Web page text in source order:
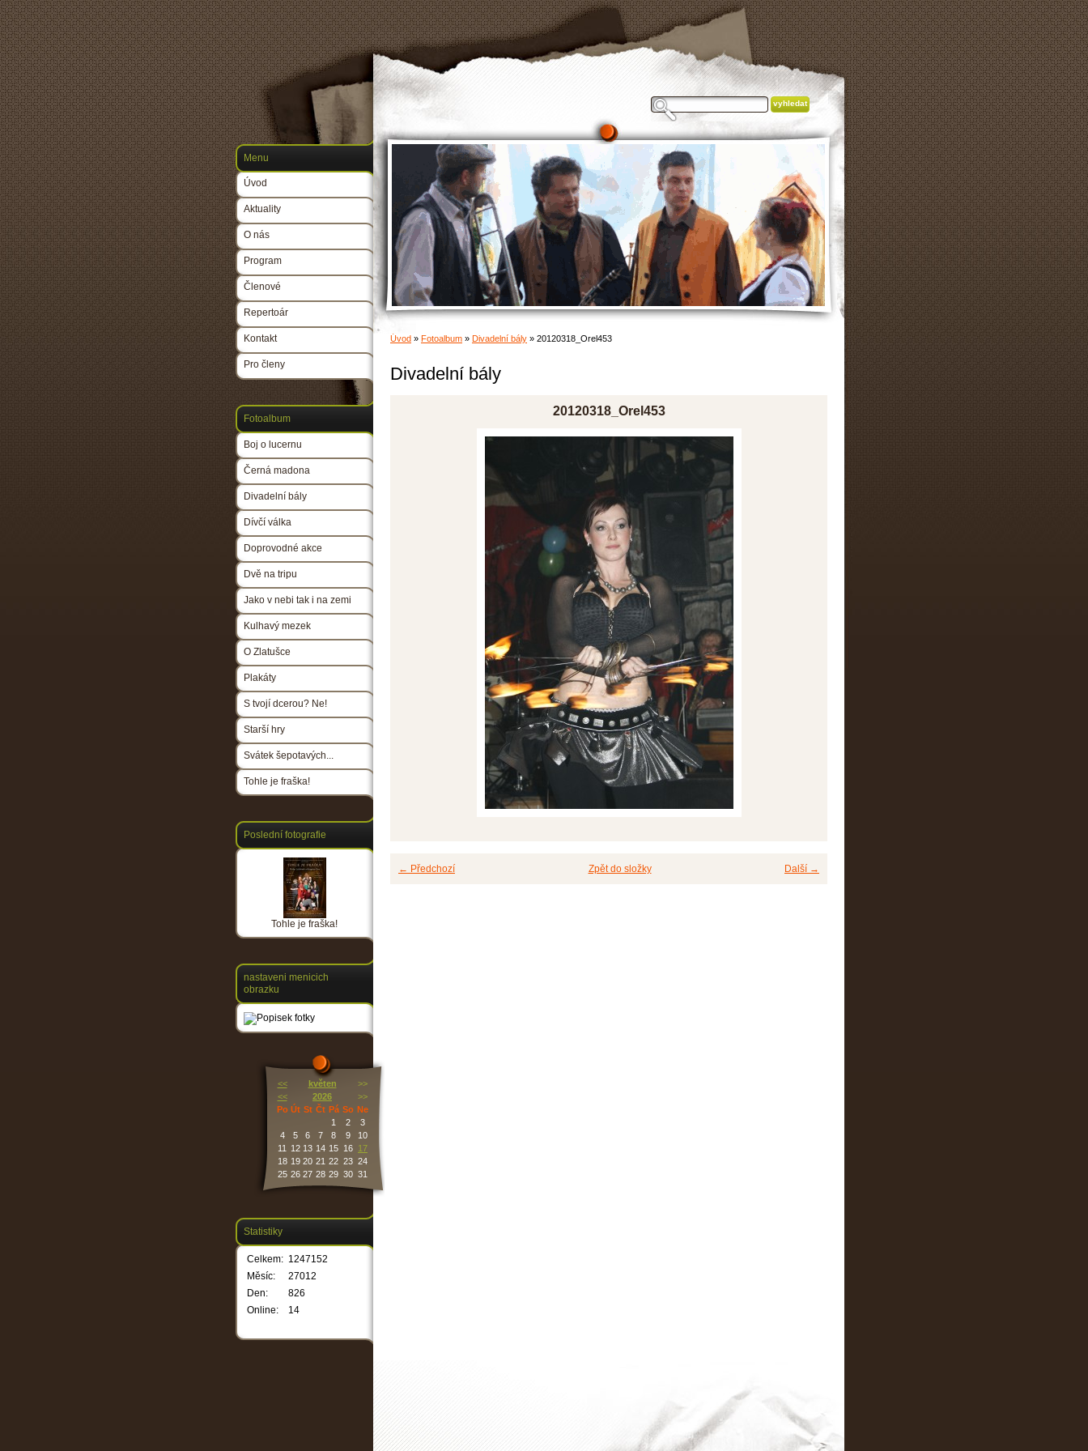
Úvod » Fotoalbum » Divadelní bály » 20120318_Orel453
Divadelní bály
20120318_Orel453
← Předchozí Další →
Zpět do složky
Menu
Úvod
Aktuality
O nás
Program
Členové
Repertoár
Kontakt
Pro členy
Fotoalbum
Boj o lucernu
Černá madona
Divadelní bály
Dívčí válka
Doprovodné akce
Dvě na tripu
Jako v nebi tak i na zemi
Kulhavý mezek
O Zlatušce
Plakáty
S tvojí dcerou? Ne!
Starší hry
Svátek šepotavých...
Tohle je fraška!
Poslední fotografie
Tohle je fraška!
nastaveni menicich
obrazku
<< květen
>>
<<
2026
>>
Po Út St Čt Pá So Ne
1
2
3
4
5 6 7 8 9
10
11
12 13 14 15 16
17
18 19 20 21 22 23 24
25 26 27 28 29 30 31
Statistiky
Online: 14
Celkem: 1247152
Měsíc:
27012
Den:
826